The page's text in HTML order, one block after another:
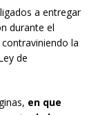
a entregar
durante el
la
de
en que